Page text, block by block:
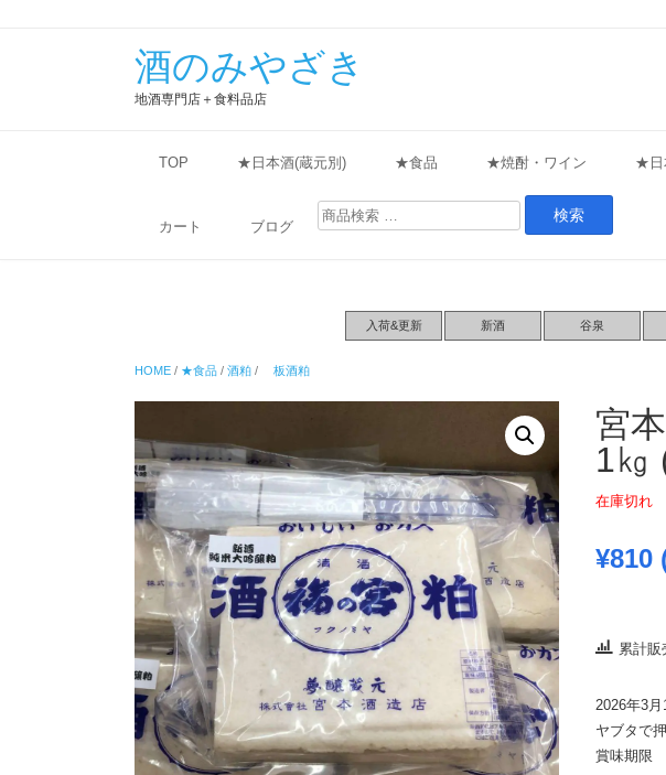
酒のみやざき
地酒専門店＋食料品店
TOP ★日本酒(蔵元別) ★食品 ★焼酎・ワイン ★日
カート ブログ
検
索
入荷&更新 新酒 谷泉
HOME / ★食品 / 酒粕 / 板酒粕
宮
1㎏
在庫切れ
¥810
累計販
2026年3
ヤブタで
賞味期限